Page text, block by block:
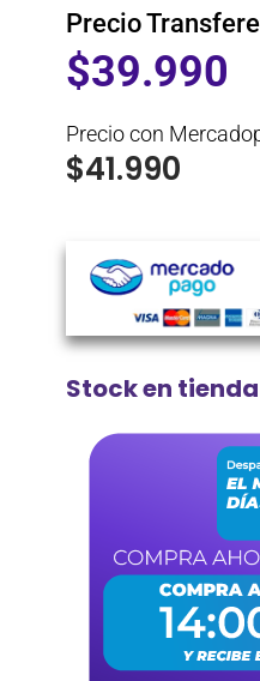
Precio
$39.990
Precio con
$41.990
Stock en